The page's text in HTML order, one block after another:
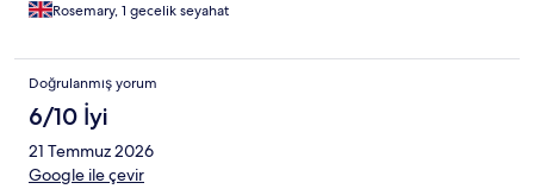
Rosemary, 1 gecelik seyahat
Doğrulanmış yorum
6/10 İyi
21 Temmuz 2026
Google ile çevir